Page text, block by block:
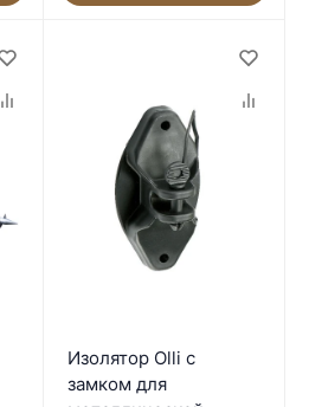
Изолятор Olli с
замком для